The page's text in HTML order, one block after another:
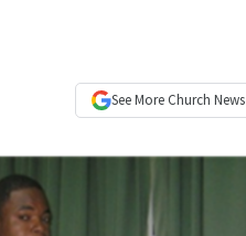
See More Church News